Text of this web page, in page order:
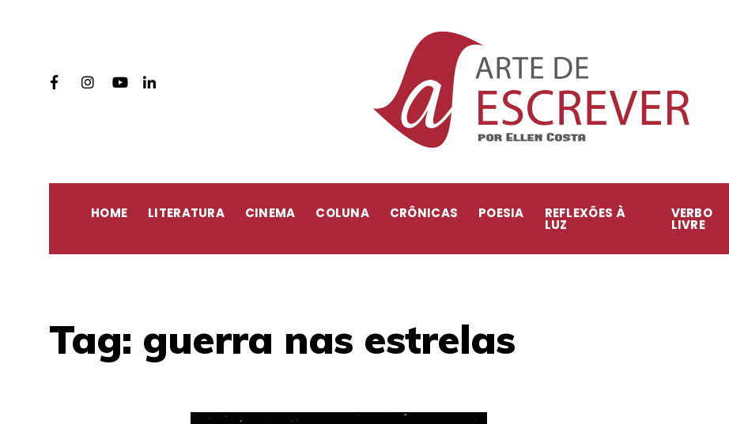
HOME LITERATURA CINEMA COLUNA CRÔNICAS POESIA REFLEXÕES À
LUZ
VERBO
LIVRE
Tag: guerra nas estrelas